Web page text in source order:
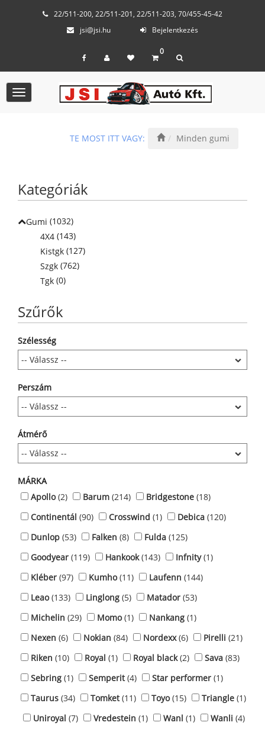
22/511-200, 22/511-201, 22/511-203, 70/455-45-42
jsi@jsi.hu
Bejelentkezés
0
Toggle
navigation
TE MOST ITT VAGY: Minden gumi
Kategóriák
Gumi (1032)
4X4 (143)
Kistgk (127)
Szgk (762)
Tgk (0)
Szűrők
Szélesség
Perszám
Átmérő
MÁRKA
Apollo(2) Barum (214) Bridgestone (18)
Continentál (90) Crosswind (1) Debica (120)
Dunlop (53) Falken (8) Fulda (125)
Goodyear (119) Hankook(143) Infnity(1)
Kléber (97) Kumho(11) Laufenn (144)
Leao(133) Linglong (5) Matador (53)
Michelin (29) Momo(1) Nankang (1)
Nexen (6) Nokian (84) Nordexx(6) Pirelli (21)
Riken (10) Royal (1) Royal black(2) Sava (83)
Sebring (1) Semperit(4) Star performer (1)
Taurus (34) Tomket(11) Toyo(15) Triangle (1)
Uniroyal (7) Vredestein (1) Wanl (1) Wanli (4)